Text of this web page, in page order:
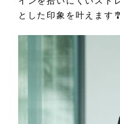
とした印象を叶えます🎐